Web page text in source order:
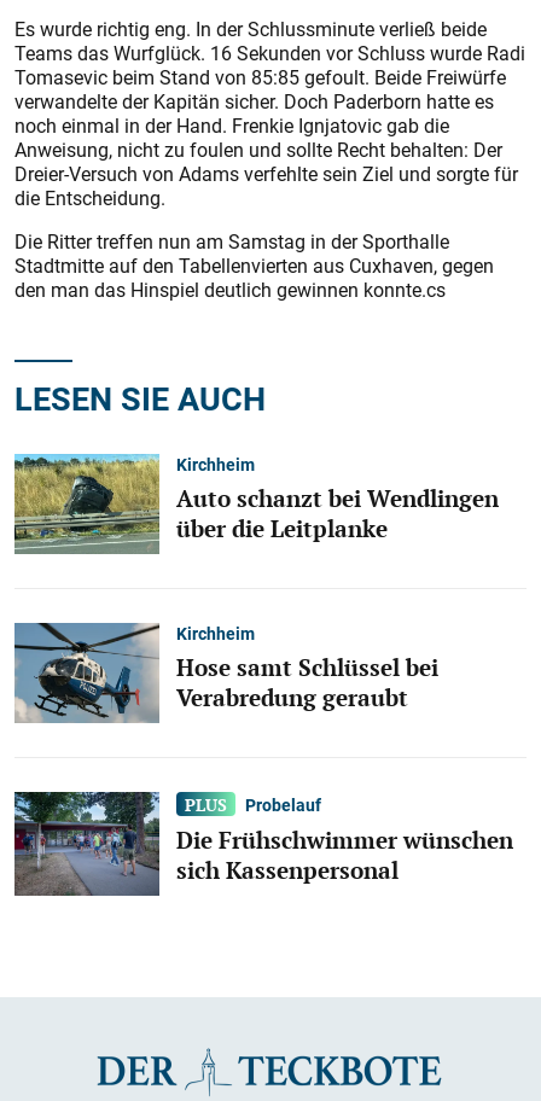
Es wurde richtig eng. In der Schlussminute verließ beide
Teams das Wurfglück. 16 Sekunden vor Schluss wurde Radi
Tomasevic beim Stand von 85:85 gefoult. Beide Freiwürfe
verwandelte der Kapitän sicher. Doch Paderborn hatte es
noch einmal in der Hand. Frenkie Ignjatovic gab die
Anweisung, nicht zu foulen und sollte Recht behalten: Der
Dreier-Versuch von Adams verfehlte sein Ziel und sorgte für
die Entscheidung.
Die Ritter treffen nun am Samstag in der Sporthalle
Stadtmitte auf den Tabellenvierten aus Cuxhaven, gegen
den man das Hinspiel deutlich gewinnen konnte.cs
LESEN SIE AUCH
Kirchheim
Auto schanzt bei Wendlingen
über die Leitplanke
Kirchheim
Hose samt Schlüssel bei
Verabredung geraubt
Probelauf
Die Frühschwimmer wünschen
sich Kassenpersonal